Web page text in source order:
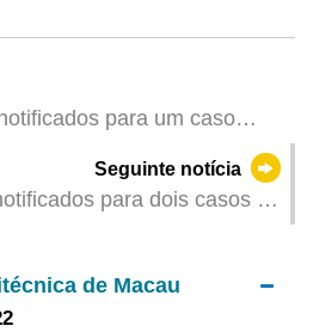
para um caso
Seguinte notícia
para dois casos de
de Macau